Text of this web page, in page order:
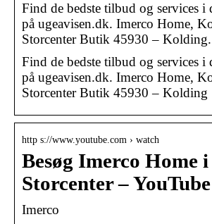
Find de bedste tilbud og services i
på ugeavisen.dk. Imerco Home,
Storcenter Butik 45930 – Kolding.
Find de bedste tilbud og services i
på ugeavisen.dk. Imerco Home,
Storcenter Butik 45930 – Kolding
http s://www.youtube.com › watch
Besøg Imerco Home
Storcenter – YouTube
Imerco